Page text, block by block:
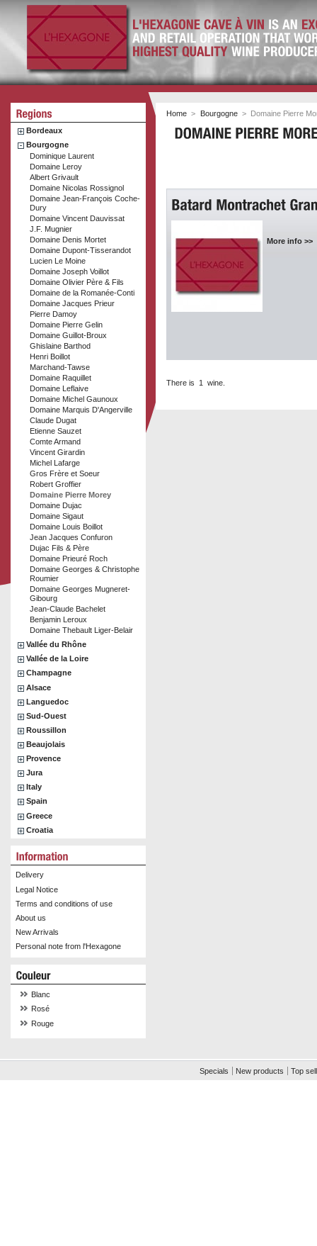
Bordeaux
Bourgogne
Dominique Laurent
Domaine Leroy
Albert Grivault
Domaine Nicolas Rossignol
Domaine Jean-François Coche-
Dury
Domaine Vincent Dauvissat
J.F. Mugnier
Domaine Denis Mortet
Domaine Dupont-Tisserandot
Lucien Le Moine
Domaine Joseph Voillot
Domaine Olivier Père & Fils
Domaine de la Romanée-Conti
Domaine Jacques Prieur
Pierre Damoy
Domaine Pierre Gelin
Domaine Guillot-Broux
Ghislaine Barthod
Henri Boillot
Marchand-Tawse
Domaine Raquillet
Domaine Leflaive
Domaine Michel Gaunoux
Domaine Marquis D'Angerville
Claude Dugat
Etienne Sauzet
Comte Armand
Vincent Girardin
Michel Lafarge
Gros Frère et Soeur
Robert Groffier
Domaine Pierre Morey
Domaine Dujac
Domaine Sigaut
Domaine Louis Boillot
Jean Jacques Confuron
Dujac Fils & Père
Domaine Prieuré Roch
Domaine Georges & Christophe
Roumier
Domaine Georges Mugneret-
Gibourg
Jean-Claude Bachelet
Benjamin Leroux
Domaine Thebault Liger-Belair
Vallée du Rhône
Vallée de la Loire
Champagne
Alsace
Languedoc
Sud-Ouest
Roussillon
Beaujolais
Provence
Jura
Italy
Spain
Greece
Croatia
Delivery
Legal Notice
Terms and conditions of use
About us
New Arrivals
Personal note from l'Hexagone
Blanc
Rosé
Rouge
Home > Bourgogne > Domaine Pierre
More info >>
There is 1 wine.
Specials New products Top